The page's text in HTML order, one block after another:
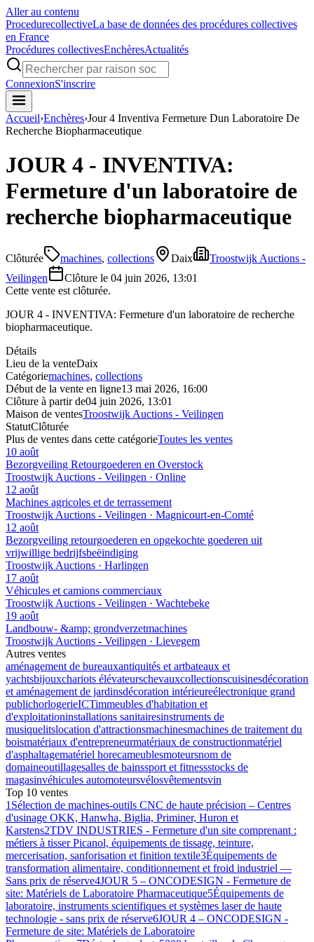
Aller au contenu
ProcedurecollectiveLa base de données des procédures collectives
en France
Procédures collectivesEnchèresActualités
ConnexionS'inscrire
Accueil›Enchères›Jour 4 Inventiva Fermeture Dun Laboratoire De
Recherche Biopharmaceutique
JOUR 4 - INVENTIVA:
Fermeture d'un laboratoire de
recherche biopharmaceutique
Clôturée machines, collections Daix
Troostwijk Auctions -
Veilingen
Clôture le 04 juin 2026, 13:01
Cette vente est clôturée.
JOUR 4 - INVENTIVA: Fermeture d'un laboratoire de recherche
biopharmaceutique.
Détails
Lieu de la venteDaix
Catégoriemachines, collections
Début de la vente en ligne13 mai 2026, 16:00
Clôture à partir de04 juin 2026, 13:01
Maison de ventesTroostwijk Auctions - Veilingen
StatutClôturée
Plus de ventes dans cette catégorieToutes les ventes
10 août
Bezorgveiling Retourgoederen en Overstock
Troostwijk Auctions - Veilingen · Online
12 août
Machines agricoles et de terrassement
Troostwijk Auctions - Veilingen · Magnicourt-en-Comté
12 août
Bezorgveiling retourgoederen en opgekochte goederen uit
vrijwillige bedrijfsbeëindiging
Troostwijk Auctions · Harlingen
17 août
Véhicules et camions commerciaux
Troostwijk Auctions - Veilingen · Wachtebeke
19 août
Landbouw- &amp; grondverzetmachines
Troostwijk Auctions - Veilingen · Lievegem
Autres ventes
aménagement de bureauxantiquités et artbateaux et
yachtsbijouxchariots élévateurschevauxcollectionscuisinesdécoration
et aménagement de jardinsdécoration intérieureélectronique grand
publichorlogerieICTimmeubles d'habitation et
d'exploitationinstallations sanitairesinstruments de
musiquelitslocation d'attractionsmachinesmachines de traitement du
boismatériaux d'entrepreneurmatériaux de constructionmatériel
d'asphaltagematériel horecameublesmoteursnom de
domaineoutillagesalles de bainssport et fitnessstocks de
magasinvéhicules automoteursvélosvêtementsvin
Top 10 ventes
1 Sélection de machines-outils CNC de haute précision – Centres
d'usinage OKK, Hanwha, Biglia, Priminer, Huron et
Karstens2TDV INDUSTRIES - Fermeture d'un site comprenant :
métiers à tisser Picanol, équipements de tissage, teinture,
mercerisation, sanforisation et finition textile3Équipements de
transformation alimentaire, conditionnement et froid industriel —
Sans prix de réserve4JOUR 5 – ONCODESIGN - Fermeture de
site: Matériels de Laboratoire Pharmaceutique5Équipements de
laboratoire, instruments scientifiques et systèmes laser de haute
technologie - sans prix de réserve6JOUR 4 – ONCODESIGN -
Fermeture de site: Matériels de Laboratoire